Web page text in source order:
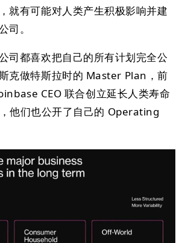
就有可能对人类产生积极影响并建
司。
司都喜欢把自己的所有计划完全公
克做特斯拉时的 Master Plan，前
CEO 联合创立延长人类寿命
他们也公开了自己的 Operating